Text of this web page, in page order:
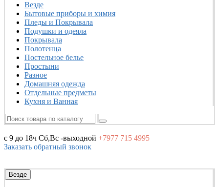
Везде
Бытовые приборы и химия
Пледы и Покрывала
Подушки и одеяла
Покрывала
Полотенца
Постельное белье
Простыни
Разное
Домашняя одежда
Отдельные предметы
Кухня и Ванная
с 9 до 18ч Сб,Вс -выходной +7977 715 4995
Заказать обратный звонок
Везде